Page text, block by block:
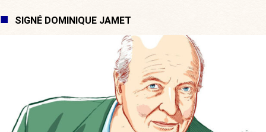
SIGNÉ DOMINIQUE JAMET